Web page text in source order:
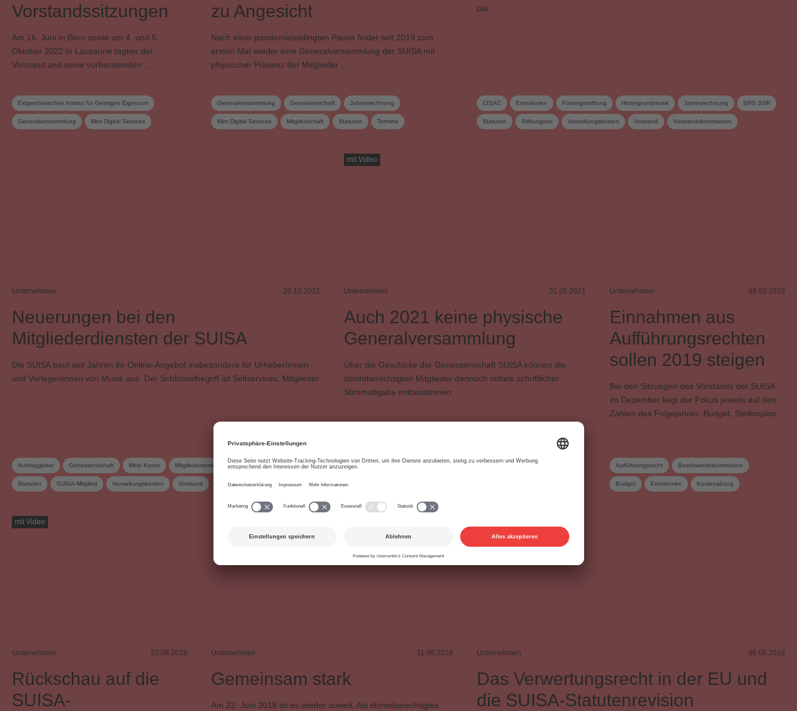
Vorstandssitzungen
Am 16. Juni in Bern sowie am 4. und 5.
Oktober 2022 in Lausanne tagten der
Vorstand und seine vorberatenden …
Eidgenössisches Institut für Geistiges Eigentum
Generalversammlung Mint Digital Services
zu Angesicht
Nach einer pandemiebedingten Pause findet seit 2019 zum
ersten Mal wieder eine Generalversammlung der SUISA mit
physischer Präsenz der Mitglieder …
Generalversammlung Genossenschaft Jahresrechnung
Mint Digital Services Mitgliedschaft Statuten Termine
bei …
CISAC Einnahmen Fürsorgestiftung Hintergrundmusik Jahresrechnung SRG SSR
Statuten Stiftungsrat Verwaltungskosten Vorstand Vorstandskommission
Unternehmen 20.12.2021
Neuerungen bei den
Mitgliederdiensten der SUISA
Die SUISA baut seit Jahren ihr Online-Angebot insbesondere für Urheber/innen
und Verleger/innen von Musik aus. Der Schlüsselbegriff ist Selfservices: Mitglieder
Auftraggeber Genossenschaft Mein Konto Mitgliederservices Mitgliedschaft
Statuten SUISA-Mitglied Verwaltungskosten Vorstand
mit Video
Unternehmen 31.05.2021
Auch 2021 keine physische
Generalversammlung
Über die Geschicke der Genossenschaft SUISA können die
stimmberechtigten Mitglieder dennoch mittels schriftlicher
Stimmabgabe mitbestimmen.
Budget Generalversammlung Genossenschaft
Zusatzverteilung
Unternehmen 08.02.2019
Einnahmen aus
Aufführungsrechten
sollen 2019 steigen
Bei den Sitzungen des Vorstands der SUISA
im Dezember liegt der Fokus jeweils auf den
Zahlen des Folgejahres. Budget, Stellenplan
Aufführungsrecht Beschwerdekommission
Budget Einnahmen Kostenabzug
mit Video
Unternehmen 23.08.2018
Rückschau auf die
SUISA-
Unternehmen 11.06.2018
Gemeinsam stark
Am 22. Juni 2018 ist es wieder soweit. Als stimmberechtigtes
Unternehmen 06.06.2018
Das Verwertungsrecht in der EU und
die SUISA-Statutenrevision